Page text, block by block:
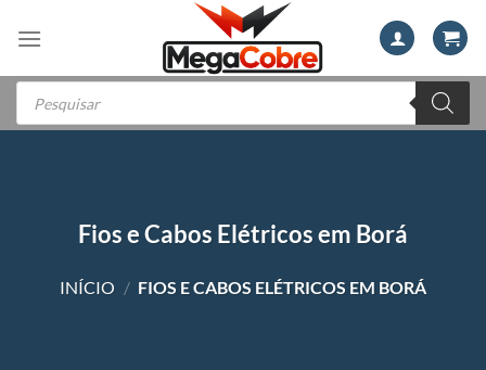
Pesquisar
produtos
Fios e Cabos Elétricos em Borá
INÍCIO / FIOS E CABOS ELÉTRICOS EM BORÁ